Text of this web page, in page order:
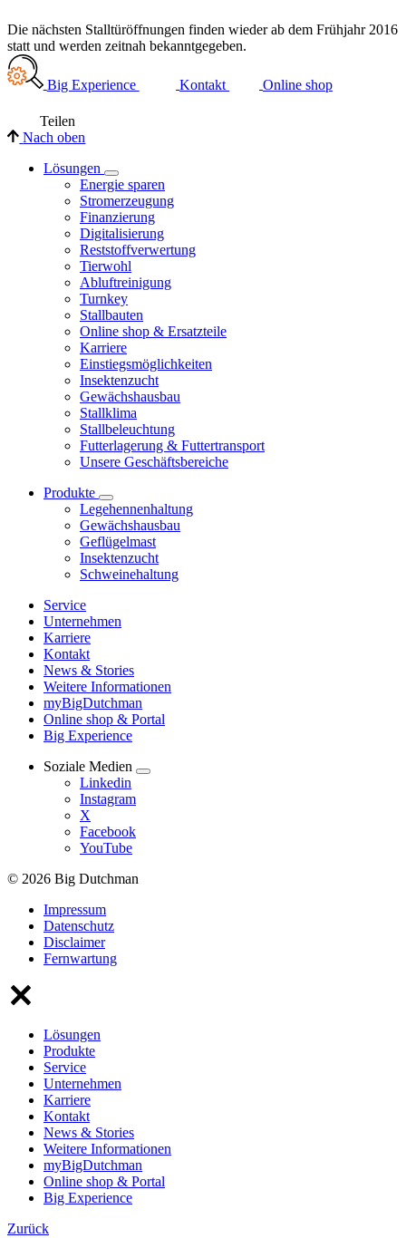
Die nächsten Stalltüröffnungen finden wieder ab dem Frühjahr 2016
statt und werden zeitnah bekanntgegeben.
Big Experience Kontakt Online shop
Teilen
Nach oben
Lösungen
Energie sparen
Stromerzeugung
Finanzierung
Digitalisierung
Reststoffverwertung
Tierwohl
Abluftreinigung
Turnkey
Stallbauten
Online shop & Ersatzteile
Karriere
Einstiegsmöglichkeiten
Insektenzucht
Gewächshausbau
Stallklima
Stallbeleuchtung
Futterlagerung & Futtertransport
Unsere Geschäftsbereiche
Produkte
Legehennenhaltung
Gewächshausbau
Geflügelmast
Insektenzucht
Schweinehaltung
Service
Unternehmen
Karriere
Kontakt
News & Stories
Weitere Informationen
myBigDutchman
Online shop & Portal
Big Experience
Soziale Medien
Linkedin
Instagram
X
Facebook
YouTube
© 2026 Big Dutchman
Impressum
Datenschutz
Disclaimer
Fernwartung
Lösungen
Produkte
Service
Unternehmen
Karriere
Kontakt
News & Stories
Weitere Informationen
myBigDutchman
Online shop & Portal
Big Experience
Zurück